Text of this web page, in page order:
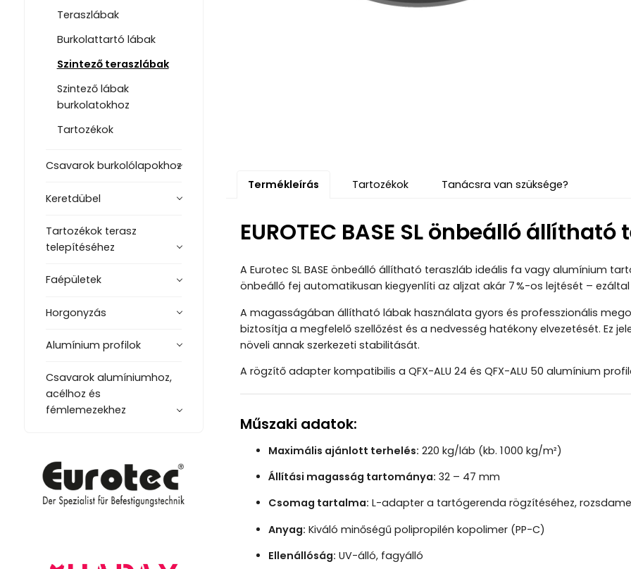
Teraszlábak
Burkolattartó lábak
Szintező teraszlábak
Szintező lábak
burkolatokhoz
Tartozékok
Csavarok burkolólapokhoz
Keretdübel
Tartozékok terasz
telepítéséhez
Faépületek
Horgonyzás
Alumínium profilok
Csavarok alumíniumhoz,
acélhoz és
fémlemezekhez
Termékleírás Tartozékok Tanácsra van szüksége?
EUROTEC BASE SL önbeálló
A Eurotec SL BASE önbeálló állítható teraszláb ideális fa vagy alumínium
önbeálló fej automatikusan kiegyenlíti az aljzat akár 7 %-os lejtését –
A magasságában állítható lábak használata gyors és professzionális
biztosítja a megfelelő szellőzést és a nedvesség hatékony elvezetését. Ez
növeli annak szerkezeti stabilitását.
A rögzítő adapter kompatibilis a QFX-ALU 24 és QFX-ALU 50 alumínium
Műszaki adatok:
Maximális ajánlott terhelés: 220 kg/láb (kb. 1 000 kg/m²)
Állítási magasság tartománya: 32 – 47 mm
Csomag tartalma: L-adapter a tartógerenda rögzítéséhez,
Anyag: Kiváló minőségű polipropilén kopolimer (PP-C)
Ellenállóság: UV-álló, fagyálló